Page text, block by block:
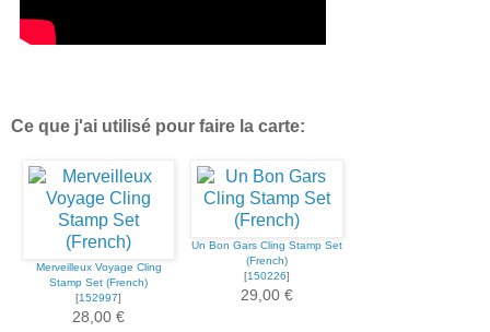
Ce que j'ai utilisé pour faire la carte:
Merveilleux Voyage Cling
Stamp Set (French)
[152997]
28,00 €
Un Bon Gars Cling Stamp Set
(French)
[150226]
29,00 €